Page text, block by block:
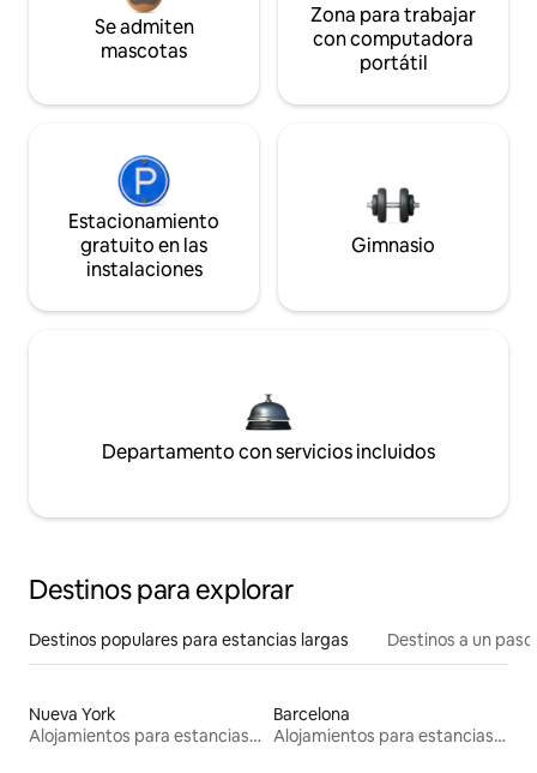
Se admiten
mascotas
Zona para trabajar
con computadora
portátil
Estacionamiento
gratuito en las
instalaciones
Gimnasio
Departamento con servicios incluidos
Destinos para explorar
Destinos populares para estancias largas Destinos a un
Nueva York
Alojamientos para estancias largas
Barcelona
Alojamientos para estancias largas